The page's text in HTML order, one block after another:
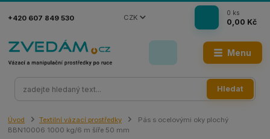
Menu
CZK
Hledat
+420 607 849 530
0 ks
0,00 Kč
Úvod Textilní vázací prostředky
Pás s ocelovými oky plochý
BBN10006 1000 kg/6 m šíře 50 mm